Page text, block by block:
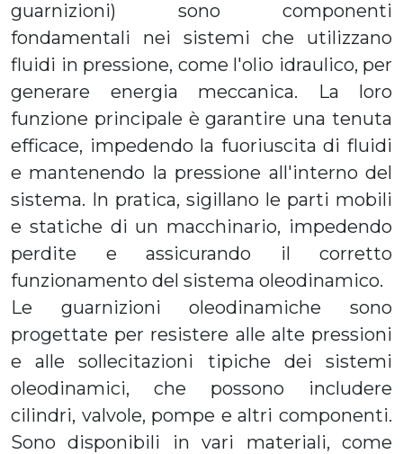
guarnizioni) sono componenti
fondamentali nei sistemi che utilizzano
fluidi in pressione, come l'olio idraulico, per
generare energia meccanica. La loro
funzione principale è garantire una tenuta
efficace, impedendo la fuoriuscita di fluidi
e mantenendo la pressione all'interno del
sistema. In pratica, sigillano le parti mobili
e statiche di un macchinario, impedendo
perdite e assicurando il corretto
funzionamento del sistema oleodinamico.
Le guarnizioni oleodinamiche sono
progettate per resistere alle alte pressioni
e alle sollecitazioni tipiche dei sistemi
oleodinamici, che possono includere
cilindri, valvole, pompe e altri componenti.
Sono disponibili in vari materiali, come